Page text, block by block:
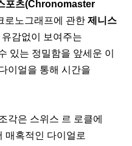
포츠(Chronomaster
로노그래프에 관한 제니스
감없이 보여주는
있는 정밀함을 앞세운 이
이얼을 통해 시간을
각은 스위스 르 로클에
매혹적인 다이얼로